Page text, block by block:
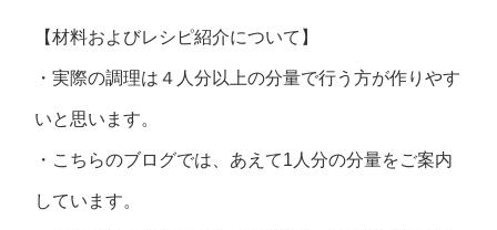
【材料およびレシピ紹介について】
・実際の調理は４人分以上の分量で行う方が作りやす
いと思います。
・こちらのブログでは、あえて1人分の分量をご案内
しています。